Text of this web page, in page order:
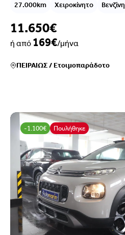
27.000km Χειροκίνητο Βενζίνη
11.650€
ή από 169€/μήνα
ΠΕΙΡΑΙΩΣ/Ετοιμοπαράδοτο
-1.100€ Πουλήθηκε